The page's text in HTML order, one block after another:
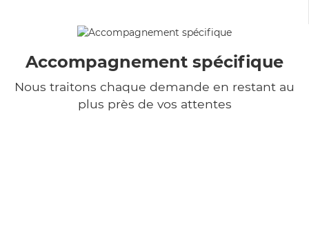
Accompagnement spécifique
Nous traitons chaque demande en restant au
plus près de vos attentes